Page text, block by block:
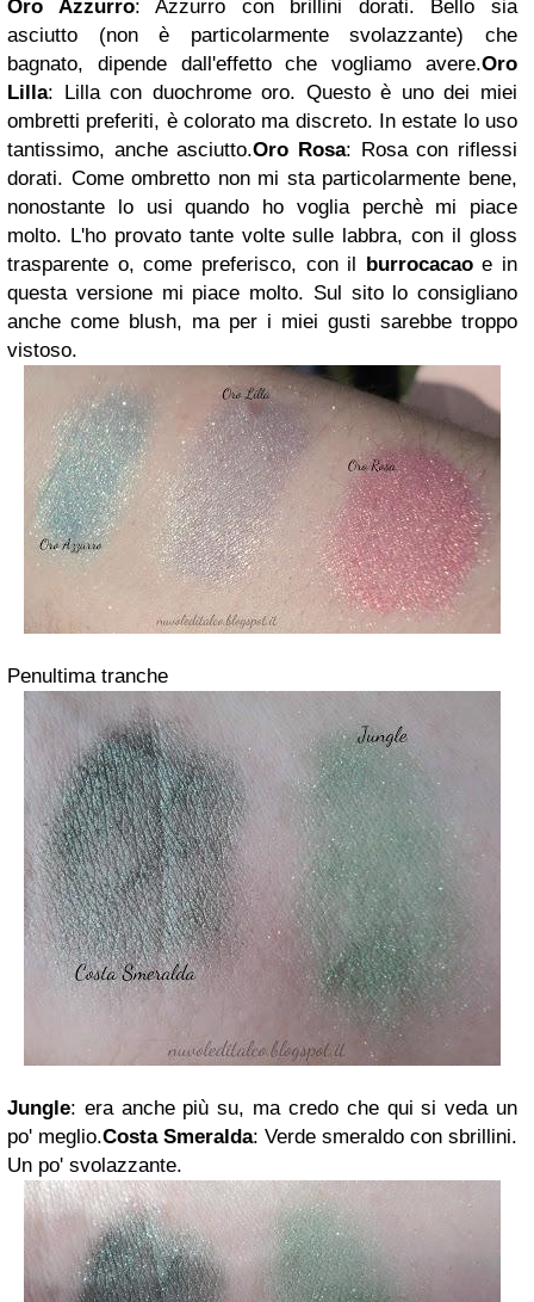
Oro Azzurro: Azzurro con brillini dorati. Bello sia
asciutto (non è particolarmente svolazzante) che
bagnato, dipende dall'effetto che vogliamo avere.Oro
Lilla: Lilla con duochrome oro. Questo è uno dei miei
ombretti preferiti, è colorato ma discreto. In estate lo uso
tantissimo, anche asciutto.Oro Rosa: Rosa con riflessi
dorati. Come ombretto non mi sta particolarmente bene,
nonostante lo usi quando ho voglia perchè mi piace
molto. L'ho provato tante volte sulle labbra, con il gloss
trasparente o, come preferisco, con il burrocacaoe in
questa versione mi piace molto. Sul sito lo consigliano
anche come blush, ma per i miei gusti sarebbe troppo
vistoso.
Penultima tranche
Jungle: era anche più su, ma credo che qui si veda un
po' meglio.Costa Smeralda: Verde smeraldo con sbrillini.
Un po' svolazzante.